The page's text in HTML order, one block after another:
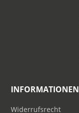
INFORMATIONEN
Widerrufsrecht